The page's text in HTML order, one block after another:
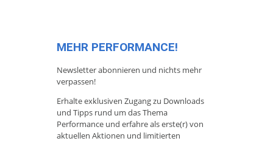
MEHR PERFORMANCE!
Newsletter abonnieren und nichts mehr
verpassen!
Erhalte exklusiven Zugang zu Downloads
und Tipps rund um das Thema
Performance und erfahre als erste(r) von
aktuellen Aktionen und limitierten